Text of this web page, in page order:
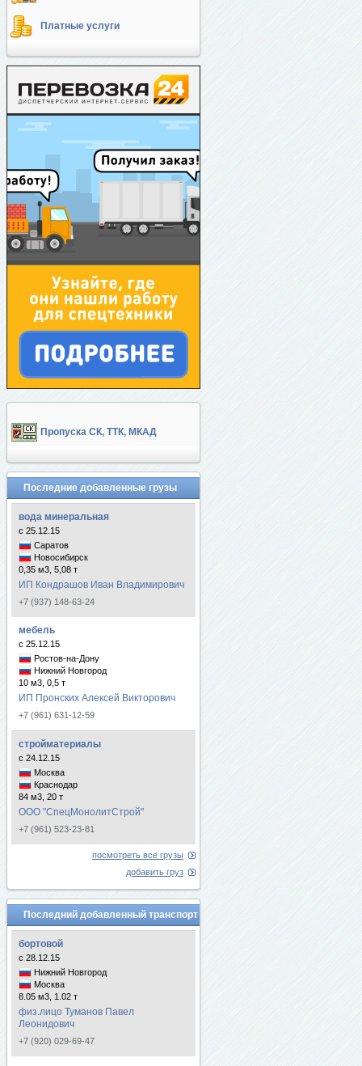
Платные услуги
Пропуска СК, ТТК, МКАД
Последние добавленные грузы
вода минеральная
с 25.12.15
Саратов
Новосибирск
0,35 м3, 5,08 т
ИП Кондрашов Иван Владимирович
+7 (937) 148-63-24
мебель
с 25.12.15
Ростов-на-Дону
Нижний Новгород
10 м3, 0,5 т
ИП Пронских Алексей Викторович
+7 (961) 631-12-59
стройматериалы
с 24.12.15
Москва
Краснодар
84 м3, 20 т
ООО "СпецМонолитСтрой"
+7 (961) 523-23-81
посмотреть все грузы
добавить груз
Последний добавленный транспорт
бортовой
с 28.12.15
Нижний Новгород
Москва
8.05 м3, 1.02 т
физ.лицо Туманов Павел
Леонидович
+7 (920) 029-69-47